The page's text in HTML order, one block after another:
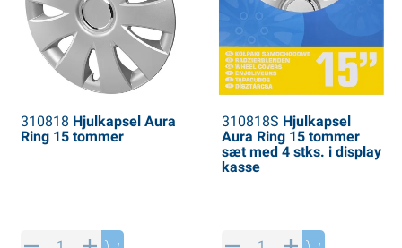
310818 Hjulkapsel Aura
Ring 15 tommer
310818S Hjulkapsel
Aura Ring 15 tommer
sæt med 4 stks. i display
kasse